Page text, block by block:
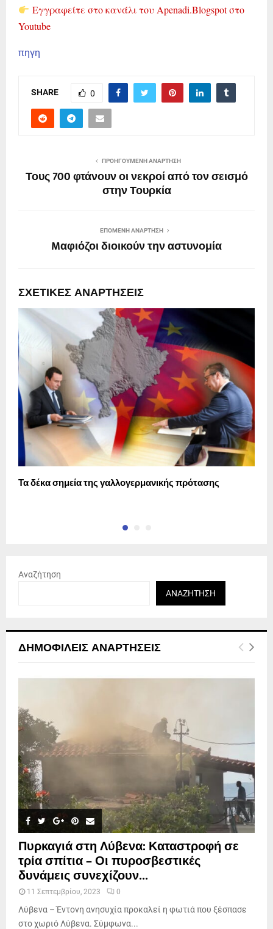
Εγγραφείτε στο κανάλι του Apenadi.Blogspot στο
Youtube
πηγη
SHARE 0
ΠΡΟΗΓΟΎΜΕΝΗ ΑΝΆΡΤΗΣΗ
Τους 700 φτάνουν οι νεκροί από τον σεισμό
στην Τουρκία
ΕΠΌΜΕΝΗ ΑΝΆΡΤΗΣΗ
Mαφιόζοι διοικούν την αστυνομία
ΣΧΕΤΙΚΈΣ ΑΝΑΡΤΉΣΕΙΣ
Τα δέκα σημεία της γαλλογερμανικής πρότασης
Αναζήτηση
ΑΝΑΖΉΤΗΣΗ
ΔΗΜΟΦΙΛΕΊΣ ΑΝΑΡΤΉΣΕΙΣ
Πυρκαγιά στη Λύβενα: Καταστροφή σε
τρία σπίτια – Οι πυροσβεστικές
δυνάμεις συνεχίζουν...
11 Σεπτεμβρίου, 2023 0
Λύβενα – Έντονη ανησυχία προκαλεί η φωτιά που ξέσπασε
στο χωριό Λύβενα. Σύμφωνα...